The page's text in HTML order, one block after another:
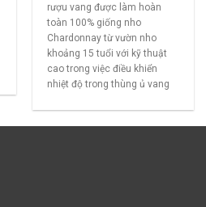
rượu vang được làm hoàn
toàn 100% giống nho
Chardonnay từ vườn nho
khoảng 15 tuổi với kỹ thuật
cao trong việc điều khiển
nhiệt độ trong thùng ủ vang